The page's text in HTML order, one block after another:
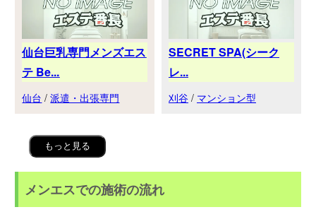
仙台巨乳専門メンズエス
テ Be...
仙台 /派遣・出張専門
SECRET SPA(シーク
レ...
刈谷 / マンション型
もっと見る
メンエスでの施術の流れ